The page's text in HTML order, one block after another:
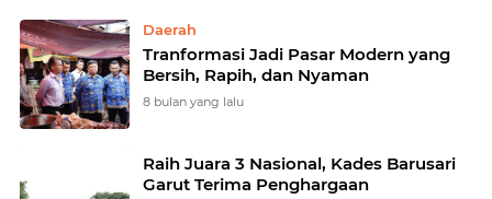
Daerah
Tranformasi Jadi Pasar Modern yang
Bersih, Rapih, dan Nyaman
8 bulan yang lalu
Raih Juara 3 Nasional, Kades Barusari
Garut Terima Penghargaan